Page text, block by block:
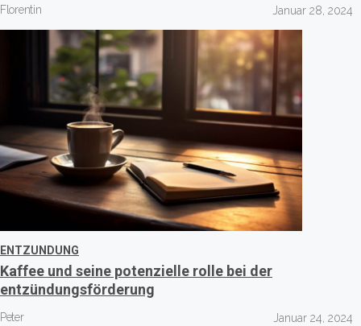
Florentin Januar 28, 2024
ENTZUNDUNG
Kaffee und seine potenzielle rolle bei der
entzündungsförderung
Peter Januar 24, 2024